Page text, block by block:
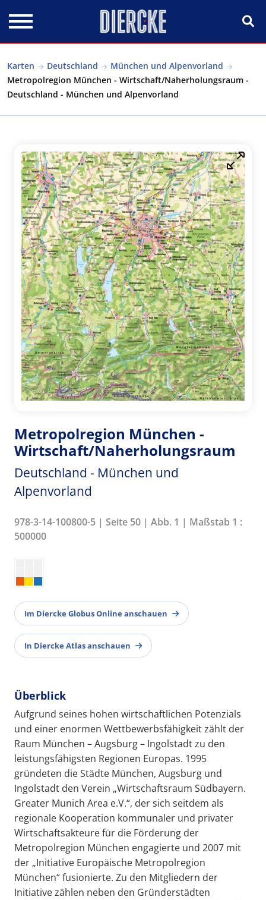
Karten Deutschland
München und Alpenvorland
Metropolregion München - Wirtschaft/Naherholungsraum -
Deutschland - München und Alpenvorland
Metropolregion München -
Wirtschaft/Naherholungsraum
Deutschland - München und
Alpenvorland
978-3-14-100800-5 | Seite 50 | Abb. 1 | Maßstab 1 :
500000
Im Diercke Globus Online anschauen
In Diercke Atlas anschauen
Überblick
Aufgrund seines hohen wirtschaftlichen Potenzials
und einer enormen Wettbewerbsfähigkeit zählt der
Raum München – Augsburg – Ingolstadt zu den
leistungsfähigsten Regionen Europas. 1995
gründeten die Städte München, Augsburg und
Ingolstadt den Verein „Wirtschaftsraum Südbayern.
Greater Munich Area e.V.“, der sich seitdem als
regionale Kooperation kommunaler und privater
Wirtschaftsakteure für die Förderung der
Metropolregion München engagierte und 2007 mit
der „Initiative Europäische Metropolregion
München“ fusionierte. Zu den Mitgliedern der
Initiative zählen neben den Gründerstädten